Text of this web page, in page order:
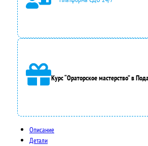
л
я
л
а
9
0
0
0
Курс “Ораторское мастерство” в
Описание
Детали